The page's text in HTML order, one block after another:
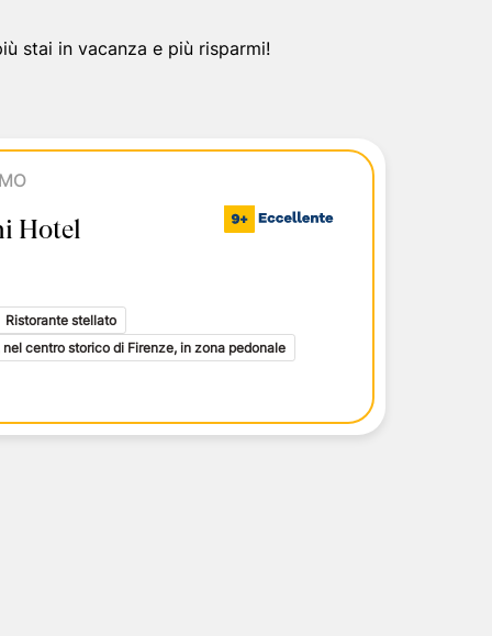
Presepe Napoletano e Pompei
pizze e Lacryma Christi
toscani
Isole Eolie
Eolie
stai in vacanza e più risparmi!
Hotel
Ristorante stellato
centro storico di Firenze, in zona pedonale